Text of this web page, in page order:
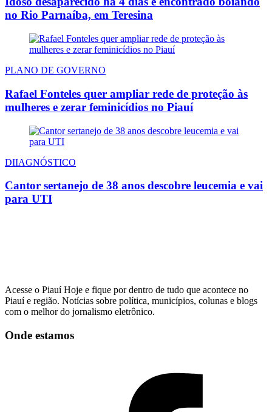
no Rio Parnaíba, em Teresina
PLANO DE GOVERNO
Rafael Fonteles quer ampliar rede de proteção às
mulheres e zerar feminicídios no Piauí
DIIAGNÓSTICO
Cantor sertanejo de 38 anos descobre leucemia e vai
para UTI
Acesse o Piauí Hoje e fique por dentro de tudo que acontece no
Piauí e região. Notícias sobre política, municípios, colunas e blogs
com o melhor do jornalismo eletrônico.
Onde estamos